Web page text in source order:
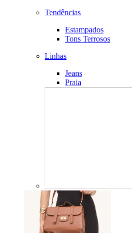
Tendências
Estampados
Tons Terrosos
Linhas
Jeans
Praia